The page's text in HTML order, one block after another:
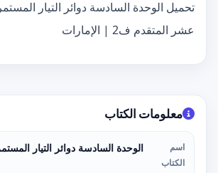
تحميل الوحدة السادسة دوائر التيار
عشر المتقدم ف2 | الإمارات
معلومات الكتاب
اسم
الكتاب
الوحدة السادسة دوائر التيار